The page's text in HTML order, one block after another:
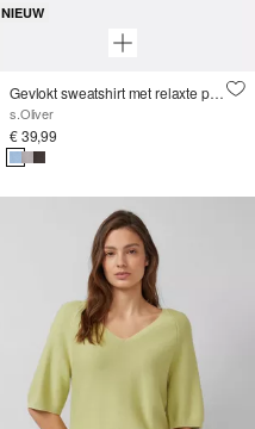
NIEUW
Gevlokt sweatshirt met relaxte pasvorm
s.Oliver
€ 39,99